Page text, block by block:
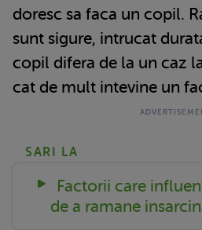
doresc sa faca un copil.
sunt sigure, intrucat
copil difera de la un caz
cat de mult intevine un
SARI LA
Factorii care
de a ramane